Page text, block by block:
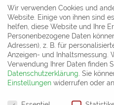
Gharieni Group GmbH
Gutenbergstr. 40
D-47443 Moers
Allemagne
Tel: +49 (0) 2841 – 88 300 – 50
Mail:info@gharieni.com
Cliquez ici pour découvrir nos
Wir verwenden Cookies und
Website. Einige von ihnen sind
helfen, diese Website und Ihre
Personenbezogene Daten
Adressen), z. B. für
Anzeigen- und Inhaltsmessung.
Verwendung Ihrer Daten finden
Datenschutzerklärung Sie
Einstellungen widerrufen oder